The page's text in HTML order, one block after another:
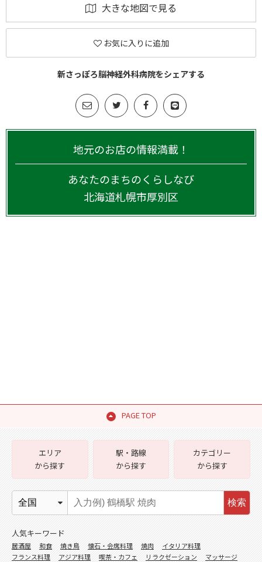
大きな地図で見る
お気に入りに追加
新さっぽろ脳神経外科病院をシェアする
地元のお店の情報満載！
あなたのまちのくらしなび
北海道札幌市厚別区
PAGE TOP
エリア
から探す
駅・路線
から探す
カテゴリー
から探す
検索
人気キーワード
居酒屋 和食 焼き鳥 懐石・会席料理 焼肉
イタリア料理
フランス料理
アジア料理 喫茶・カフェ リラクゼーション
マッサージ